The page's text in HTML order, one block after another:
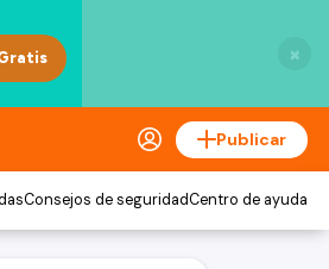
×
Publicar
Consejos de seguridadCentro de ayuda